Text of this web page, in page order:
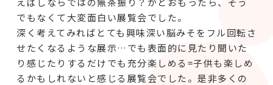
でもなくて大変面白い展覧会でした。
深く考えてみればとても興味深い脳みそをフル回転さ
せたくなるような展示…でも表面的に見たり聞いた
り感じたりするだけでも充分楽しめる=子供も楽しめ
るかもしれないと感じる展覧会でした。是非多くの